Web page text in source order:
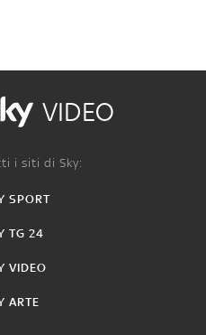
VIDEO
i siti di Sky:
SPORT
TG 24
VIDEO
ARTE